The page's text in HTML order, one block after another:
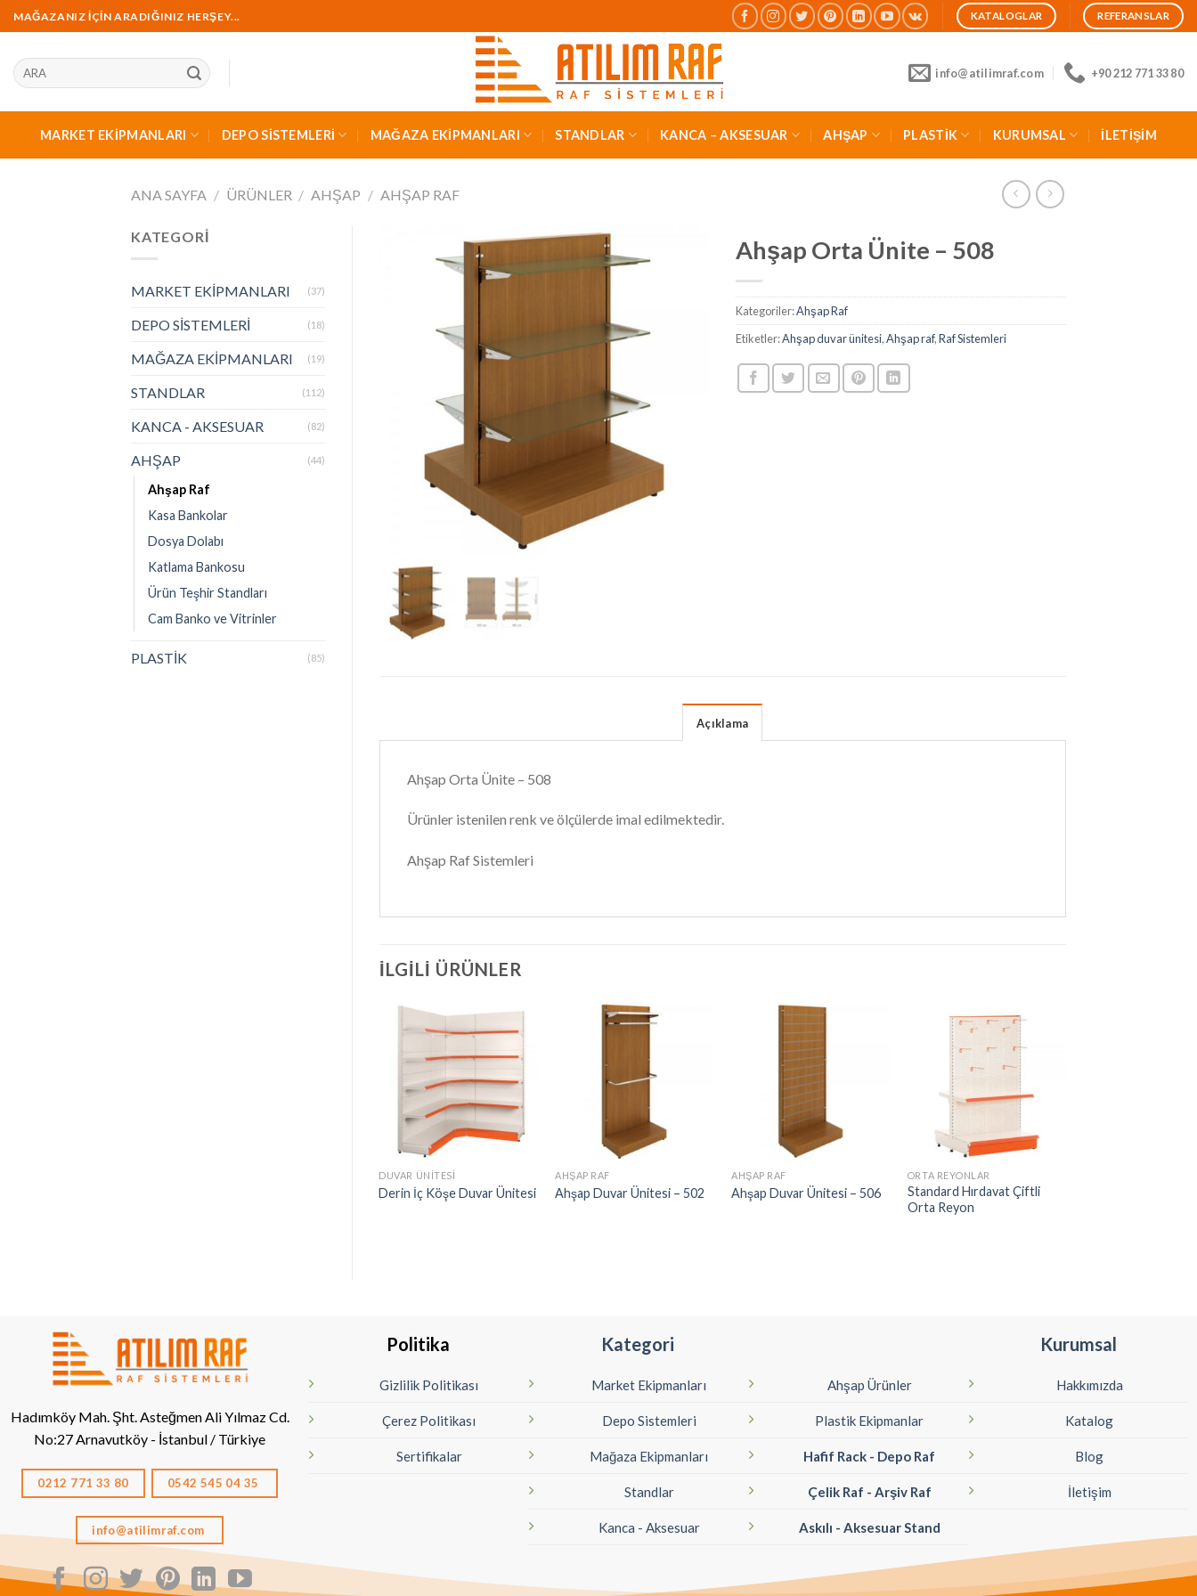
İçeriğe
geç
MAĞAZANIZ İÇİN ARADIĞINIZ HERŞEY... KATALOGLAR REFERANSLAR
Ara:
info@atilimraf.com +90 212 771 33 80
MARKET EKİPMANLARI DEPO SİSTEMLERİ MAĞAZA EKİPMANLARI STANDLAR KANCA – AKSESUAR AHŞAP PLASTİK KURUMSAL İLETİŞİM
ANA SAYFA / ÜRÜNLER / AHŞAP / AHŞAP RAF
KATEGORİ
MARKET EKİPMANLARI (37)
DEPO SİSTEMLERİ (18)
MAĞAZA EKİPMANLARI (19)
STANDLAR (112)
KANCA - AKSESUAR (82)
AHŞAP (44)
Ahşap Raf
Kasa Bankolar
Dosya Dolabı
Katlama Bankosu
Ürün Teşhir Standları
Cam Banko ve Vitrinler
PLASTİK (85)
Ahşap Orta Ünite – 508
Kategoriler:Ahşap Raf
Etiketler:Ahşap duvar ünitesi,Ahşap raf,Raf Sistemleri
Açıklama
Ahşap Orta Ünite – 508
Ürünler istenilen renk ve ölçülerde imal edilmektedir.
Ahşap Raf Sistemleri
İLGILI ÜRÜNLER
DUVAR ÜNITESI
Derin İç Köşe Duvar Ünitesi
AHŞAP RAF
Ahşap Duvar Ünitesi – 502
AHŞAP RAF
Ahşap Duvar Ünitesi – 506
ORTA REYONLAR
Standard Hırdavat Çiftli
Orta Reyon
Hadımköy Mah. Şht. Asteğmen Ali Yılmaz Cd.
No:27 Arnavutköy - İstanbul / Türkiye
0212 771 33 80 0542 545 04 35
info@atilimraf.com
Politika
Gizlilik Politikası
Çerez Politikası
Sertifikalar
Kategori
Market Ekipmanları
Depo Sistemleri
Mağaza Ekipmanları
Standlar
Kanca - Aksesuar
Ahşap Ürünler
Plastik Ekipmanlar
Hafif Rack - Depo Raf
Çelik Raf - Arşiv Raf
Askılı - Aksesuar Stand
Kurumsal
Hakkımızda
Katalog
Blog
İletişim